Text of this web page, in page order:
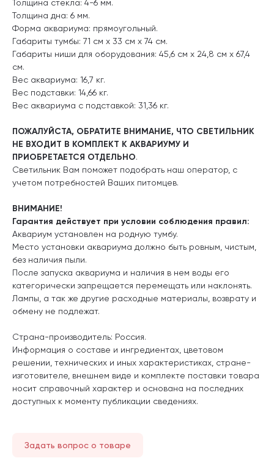
Толщина стекла: 4-6 мм.
Толщина дна: 6 мм.
Форма аквариума: прямоугольный.
Габариты тумбы: 71 см x 33 см x 74 см.
Габариты ниши для оборудования: 45,6 см x 24,8 см x 67,4
см.
Вес аквариума: 16,7 кг.
Вес подставки: 14,66 кг.
Вес аквариума с подставкой: 31,36 кг.
ПОЖАЛУЙСТА, ОБРАТИТЕ ВНИМАНИЕ, ЧТО СВЕТИЛЬНИК
НЕ ВХОДИТ В КОМПЛЕКТ К АКВАРИУМУ И
ПРИОБРЕТАЕТСЯ ОТДЕЛЬНО.
Светильник Вам поможет подобрать наш оператор, с
учетом потребностей Ваших питомцев.
ВНИМАНИЕ!
Гарантия действует при условии соблюдения правил:
Аквариум установлен на родную тумбу.
Место установки аквариума должно быть ровным, чистым,
без наличия пыли.
После запуска аквариума и наличия в нем воды его
категорически запрещается перемещать или наклонять.
Лампы, а так же другие расходные материалы, возврату и
обмену не подлежат.
Страна-производитель: Россия.
Информация о составе и ингредиентах, цветовом
решении, технических и иных характеристиках, стране-
изготовителе, внешнем виде и комплекте поставки товара
носит справочный характер и основана на последних
доступных к моменту публикации сведениях.
Задать вопрос о товаре